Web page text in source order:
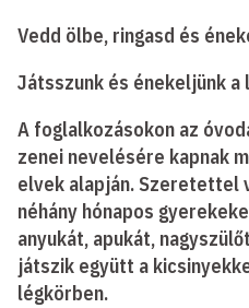
Vedd ölbe, ringasd és
Játsszunk és énekeljünk
A foglalkozásokon az
zenei nevelésére kapnak
elvek alapján. Szeretettel
néhány hónapos
anyukát, apukát,
játszik együtt a
légkörben.